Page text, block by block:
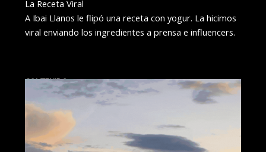
La Receta Viral
A Ibai Llanos le flipó una receta con yogur. La hicimos
viral enviando los ingredientes a prensa e influencers.
CONTENIDO